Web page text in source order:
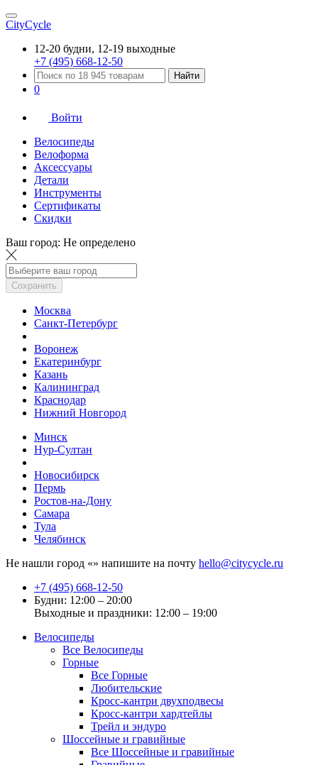
CityCycle
12-20 будни, 12-19 выходные
+7 (495) 668-12-50
Найти
0
Войти
Велосипеды
Велоформа
Аксессуары
Детали
Инструменты
Сертификаты
Скидки
Ваш город: Не определено
Сохранить
Москва
Санкт-Петербург
Воронеж
Екатеринбург
Казань
Калининград
Краснодар
Нижний Новгород
Минск
Нур-Султан
Новосибирск
Пермь
Ростов-на-Дону
Самара
Тула
Челябинск
Не нашли город «» напишите на почту hello@citycycle.ru
+7 (495) 668-12-50
Будни: 12:00 – 20:00
Выходные и праздники: 12:00 – 19:00
Велосипеды
Все Велосипеды
Горные
Все Горные
Любительские
Кросс-кантри двухподвесы
Кросс-кантри хардтейлы
Трейл и эндуро
Шоссейные и гравийные
Все Шоссейные и гравийные